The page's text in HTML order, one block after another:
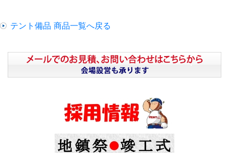
テント備品 商品一覧へ戻る